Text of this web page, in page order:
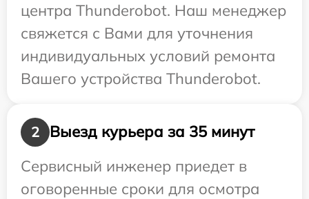
центра Thunderobot. Наш менеджер
свяжется с Вами для уточнения
индивидуальных условий ремонта
Вашего устройства Thunderobot.
2
Выезд курьера за 35 минут
Сервисный инженер приедет в
оговоренные сроки для осмотра